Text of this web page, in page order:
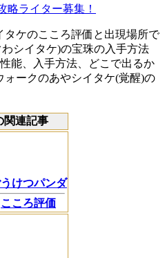
略ライター募集！
タケのこころ評価と出現場所で
シイタケ)の宝珠の入手方法
能、入手方法、どこで出るか
ォークのあやシイタケ(覚醒)の
関連記事
けつパンダ
こころ評価